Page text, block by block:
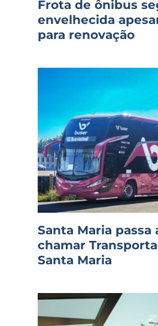
Frota de ônibus
envelhecida
para renovação
Santa Maria passa
chamar
Santa Maria